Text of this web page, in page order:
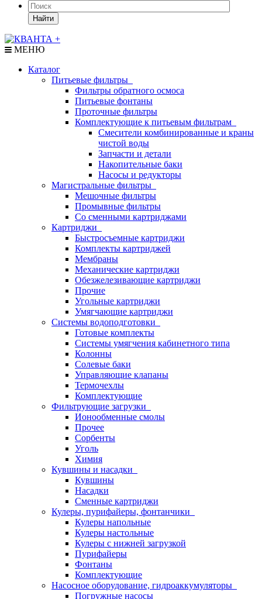
Найти
МЕНЮ
Каталог
Питьевые фильтры
Фильтры обратного осмоса
Питьевые фонтаны
Проточные фильтры
Комплектующие к питьевым фильтрам
Смесители комбинированные и краны
чистой воды
Запчасти и детали
Накопительные баки
Насосы и редукторы
Магистральные фильтры
Мешочные фильтры
Промывные фильтры
Со сменными картриджами
Картриджи
Быстросъемные картриджи
Комплекты картриджей
Мембраны
Механические картриджи
Обезжелезивающие картриджи
Прочие
Угольные картриджи
Умягчающие картриджи
Системы водоподготовки
Готовые комплекты
Системы умягчения кабинетного типа
Колонны
Солевые баки
Управляющие клапаны
Термочехлы
Комплектующие
Фильтрующие загрузки
Ионообменные смолы
Прочее
Сорбенты
Уголь
Химия
Кувшины и насадки
Кувшины
Насадки
Сменные картриджи
Кулеры, пурифайеры, фонтанчики
Кулеры напольные
Кулеры настольные
Кулеры с нижней загрузкой
Пурифайеры
Фонтаны
Комплектующие
Насосное оборудование, гидроаккумуляторы
Погружные насосы